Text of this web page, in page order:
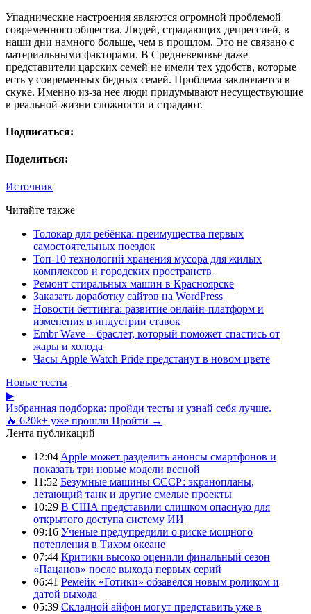
Упаднические настроения являются огромной проблемой
современного общества. Людей, страдающих депрессией, в
наши дни намного больше, чем в прошлом. Это не связано с
материальными факторами. В Средневековье даже
представители царских семей не имели тех удобств, которые
есть у современных бедных семей. Проблема заключается в
скуке. Именно из-за нее люди придумывают несуществующие
в реальной жизни сложности и страдают.
Подписаться:
Поделиться:
Источник
Читайте также
Толокар для ребёнка: преимущества первых
самостоятельных поездок
Топ-10 технологий хранения мусора для жилых
комплексов и городских пространств
Ремонт стиральных машин в Красноярске
Заказать доработку сайтов на WordPress
Новости беттинга: развитие онлайн-платформ и
изменения в индустрии ставок
Embr Wave – браслет, который поможет спастись от
жары и холода
Часы Apple Watch Pride предстанут в новом цвете
Новые тесты
▶
Избранная подборка: пройди тесты и узнай себя лучше.
🔥 620k+ уже прошли Пройти →
Лента публикаций
12:04 Apple может разделить анонсы смартфонов и
показать три новые модели весной
11:52 Безумные машины СССР: экранопланы,
летающий танк и другие смелые проекты
10:29 В США представили слишком опасную для
открытого доступа систему ИИ
09:16 Ученые предупредили о риске мощного
потепления в Тихом океане
07:44 Критики высоко оценили финальный сезон
«Пацанов» после выхода первых серий
06:41 Ремейк «Готики» обзавёлся новым роликом и
датой выхода
05:39 Складной айфон могут представить уже в